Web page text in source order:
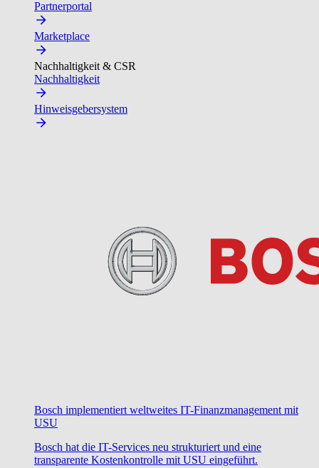
Partnerportal
Marketplace
Nachhaltigkeit & CSR
Nachhaltigkeit
Hinweisgebersystem
Bosch implementiert weltweites IT-Finanzmanagement mit
USU
Bosch hat die IT-Services neu strukturiert und eine
transparente Kostenkontrolle mit USU eingeführt.